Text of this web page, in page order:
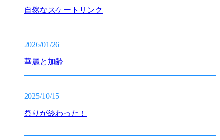
自然なスケートリンク
2026/01/26
華麗と加齢
2025/10/15
祭りが終わった！